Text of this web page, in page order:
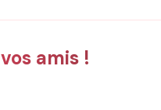
amis !